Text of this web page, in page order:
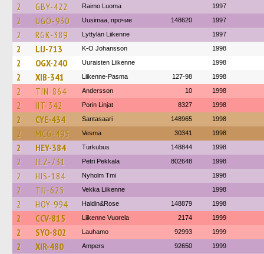
2 GBY-422 Raimo Luoma 1997
2 UGO-930 Uusimaa, прочие 148620 1997
2 RGK-389 Lyttylän Liikenne 1997
2 LIJ-713 K-O Johansson 1998
2 OGX-240 Uuraisten Liikenne 1998
2 XIB-341 Liikenne-Pasma 127-98 1998
2 TIN-864 Andersson 10 1998
2 IIT-342 Porin Linjat 8327 1998
2 CYE-434 Santasaari 148965 1998
2 MCG-495 Vesma 30341 1998
2 HEY-384 Turkubus 148844 1998
2 JEZ-731 Petri Pekkala 802648 1998
2 HIS-184 Nyholm Tmi 1998
2 TIJ-625 Vekka Liikenne 1998
2 HOY-994 Haldin&Rose 148879 1998
2 CCV-815 Liikenne Vuorela 2174 1999
2 SYO-802 Lauhamo 92993 1999
2 XIR-480 Ampers 92650 1999